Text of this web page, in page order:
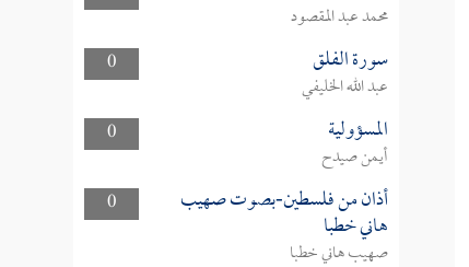
محمد عبد المقصود
0
سورة الفلق
عبد الله الخليفي
0
المسؤولية
أيمن صيدح
0
أذان من فلسطين-بصوت صهيب
هاني خطبا
صهيب هاني خطبا